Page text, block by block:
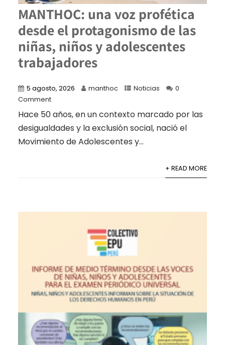
MANTHOC: una voz profética
desde el protagonismo de las
niñas, niños y adolescentes
trabajadores
5 agosto, 2026 manthoc Noticias
0
Comment
Hace 50 años, en un contexto marcado por las
desigualdades y la exclusión social, nació el
Movimiento de Adolescentes y...
+ READ MORE